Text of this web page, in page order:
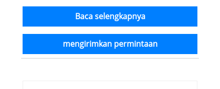
Baca selengkapnya
mengirimkan permintaan